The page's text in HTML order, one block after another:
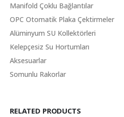
Manifold Çoklu Bağlantılar
OPC Otomatik Plaka Çektirmeler
Alüminyum SU Kollektörleri
Kelepçesiz Su Hortumları
Aksesuarlar
Somunlu Rakorlar
RELATED PRODUCTS